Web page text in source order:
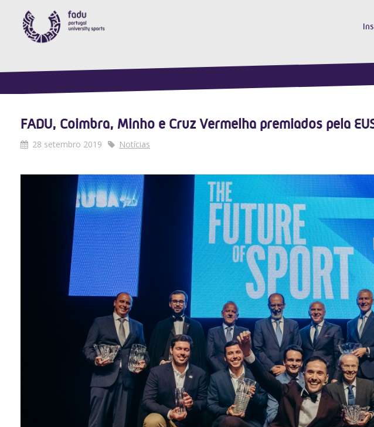
FADU, Coimbra, Minho e Cruz Vermelha premiados pela
28 setembro 2019 Notícias